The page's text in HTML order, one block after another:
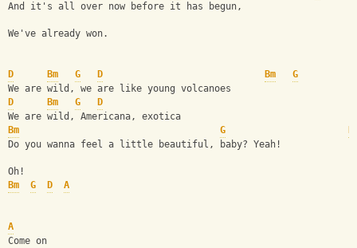
And it's all over now before it has begun,
We've already won.
D Bm G D Bm
G
We are wild, we are like young volcanoes
D
Bm G
D
We are wild, Americana, exotica
Bm
G
Do you wanna feel a little beautiful, baby? Yeah!
Oh!
Bm
G D A
A
Come on